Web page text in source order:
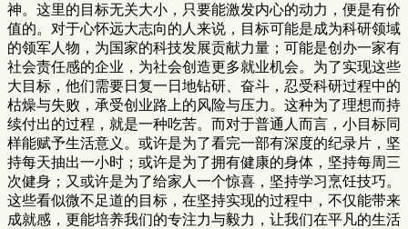
神。这里的目标无关大小，只要能激发内心的动力，便是有价
值的。对于心怀远大志向的人来说，目标可能是成为科研领域
的领军人物，为国家的科技发展贡献力量；可能是创办一家有
社会责任感的企业，为社会创造更多就业机会。为了实现这些
大目标，他们需要日复一日地钻研、奋斗，忍受科研过程中的
枯燥与失败，承受创业路上的风险与压力。这种为了理想而持
续付出的过程，就是一种吃苦。而对于普通人而言，小目标同
样能赋予生活意义。或许是为了看完一部有深度的纪录片，坚
持每天抽出一小时；或许是为了拥有健康的身体，坚持每周三
次健身；又或许是为了给家人一个惊喜，坚持学习烹饪技巧。
这些看似微不足道的目标，在坚持实现的过程中，不仅能带来
成就感，更能培养我们的专注力与毅力，让我们在平凡的生活